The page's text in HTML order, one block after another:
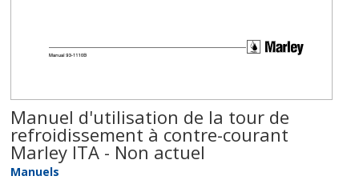
Manuel d'utilisation de la tour de
refroidissement à contre-courant
Marley ITA - Non actuel
Manuels